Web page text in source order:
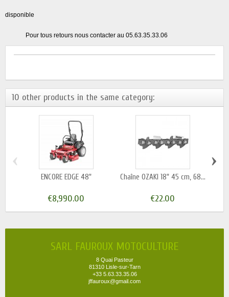
disponible
Pour tous retours nous contacter au 05.63.35.33.06
10 other products in the same category:
ENCORE EDGE 48"
€8,990.00
Chaîne OZAKI 18" 45 cm, 68...
€22.00
‹ ›
SARL FAUROUX MOTOCULTURE
8 Quai Pasteur
81310 Lisle-sur-Tarn
+33 5.63.33.35.06
jffauroux@gmail.com